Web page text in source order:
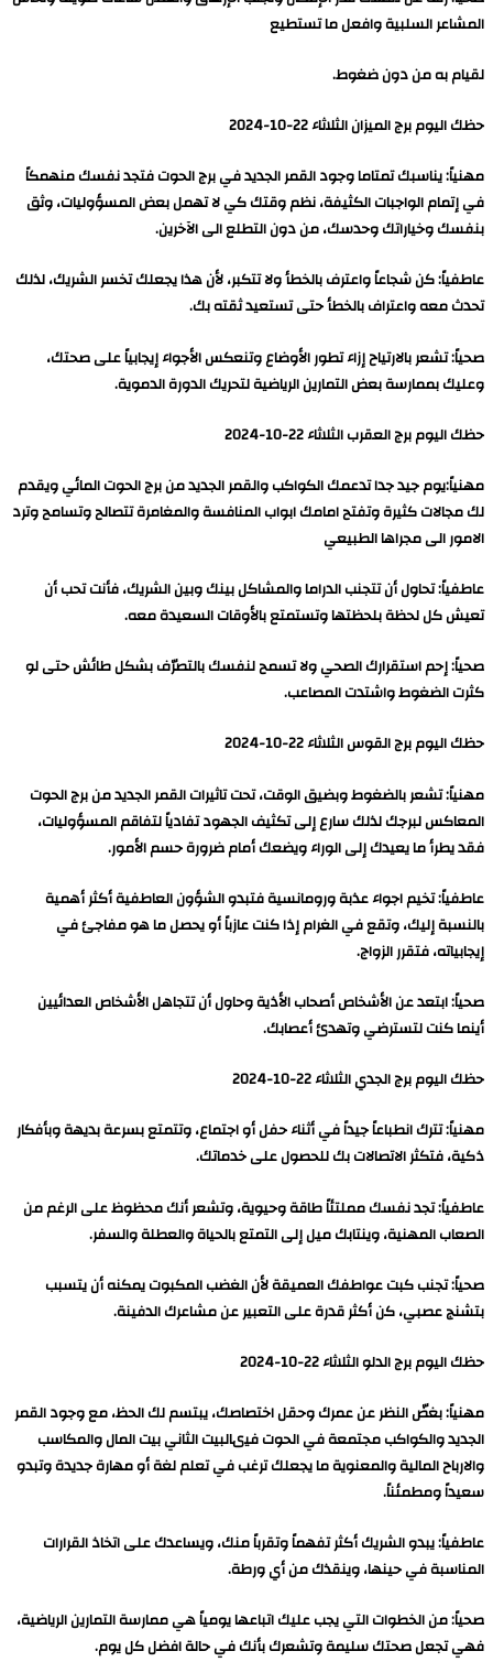
المشاعر السلبية وافعل ما تستطيع
لقيام به من دون ضغوط.
حظك اليوم برج الميزان الثلاثاء 22-10-2024
مهنياً: يناسبك تمتاما وجود القمر الجديد في برج الحوت فتجد نفسك منهمكاً
في إتمام الواجبات الكثيفة، نظم وقتك كي لا تهمل بعض المسؤوليات، وثق
بنفسك وخياراتك وحدسك، من دون التطلع الى الآخرين.
عاطفياً: كن شجاعاً واعترف بالخطأ ولا تتكبر، لأن هذا يجعلك تخسر الشريك، لذلك
تحدث معه واعتراف بالخطأ حتى تستعيد ثقته بك.
صحياً: تشعر بالارتياح إزاء تطور الأوضاع وتنعكس الأجواء إيجابياً على صحتك،
وعليك بممارسة بعض التمارين الرياضية لتحريك الدورة الدموية.
حظك اليوم برج العقرب الثلاثاء 22-10-2024
مهنياً:يوم جيد جدا تدعمك الكواكب والقمر الجديد من برج الحوت المائي ويقدم
لك مجالات كثيرة وتفتح امامك ابواب المنافسة والمغامرة تتصالح وتسامح وترد
الامور الى مجراها الطبيعي
عاطفياً: تحاول أن تتجنب الدراما والمشاكل بينك وبين الشريك، فأنت تحب أن
تعيش كل لحظة بلحظتها وتستمتع بالأوقات السعيدة معه.
صحياً: إحم استقرارك الصحي ولا تسمح لنفسك بالتصرّف بشكل طائش حتى لو
كثرت الضغوط واشتدت المصاعب.
حظك اليوم برج القوس الثلاثاء 22-10-2024
مهنياً: تشعر بالضغوط وبضيق الوقت، تحت تاثيرات القمر الجديد من برج الحوت
المعاكس لبرجك لذلك سارع إلى تكثيف الجهود تفادياً لتفاقم المسؤوليات،
فقد يطرأ ما يعيدك إلى الوراء ويضعك أمام ضرورة حسم الأمور.
عاطفياً: تخيم اجواء عذبة ورومانسية فتبدو الشؤون العاطفية أكثر أهمية
بالنسبة إليك، وتقع في الغرام إذا كنت عازباً أو يحصل ما هو مفاجئ في
إيجابياته، فتقرر الزواج.
صحياً: ابتعد عن الأشخاص أصحاب الأذية وحاول أن تتجاهل الأشخاص العدائيين
أينما كنت لتسترضي وتهدئ أعصابك.
حظك اليوم برج الجدي الثلاثاء 22-10-2024
مهنياً: تترك انطباعاً جيداً في أثناء حفل أو اجتماع، وتتمتع بسرعة بديهة وبأفكار
ذكية، فتكثر الاتصالات بك للحصول على خدماتك.
عاطفياً: تجد نفسك مملتئاً طاقة وحيوية، وتشعر أنك محظوظ على الرغم من
الصعاب المهنية، وينتابك ميل إلى التمتع بالحياة والعطلة والسفر.
صحياً: تجنب كبت عواطفك العميقة لأن الغضب المكبوت يمكنه أن يتسبب
بتشنج عصبي، كن أكثر قدرة على التعبير عن مشاعرك الدفينة.
حظك اليوم برج الدلو الثلاثاء 22-10-2024
مهنياً: بغضّ النظر عن عمرك وحقل اختصاصك، يبتسم لك الحظ، مع وجود القمر
الجديد والكواكب مجتمعة في الحوت فيىالبيت الثاني بيت المال والمكاسب
والارباح المالية والمعنوية ما يجعلك ترغب في تعلم لغة أو مهارة جديدة وتبدو
سعيداً ومطمئناً.
عاطفياً: يبدو الشريك أكثر تفهماً وتقرباً منك، ويساعدك على اتخاذ القرارات
المناسبة في حينها، وينقذك من أي ورطة.
صحياً: من الخطوات التي يجب عليك اتباعها يومياً هي ممارسة التمارين الرياضية،
فهي تجعل صحتك سليمة وتشعرك بأنك في حالة افضل كل يوم.